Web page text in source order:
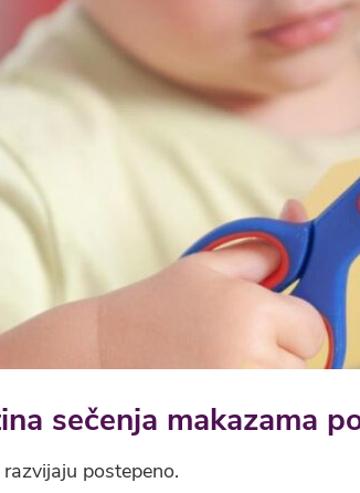
sečenja makazama
postepeno.